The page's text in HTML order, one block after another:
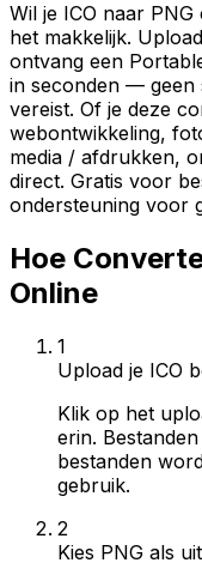
Wil je ICO naar
het makkelijk.
ontvang een
in seconden — geen
vereist. Of je deze
webontwikkeling,
media / afdrukken,
direct. Gratis voor
ondersteuning voor
Hoe
Online
1
Upload je ICO
Klik op het
erin.
bestanden
gebruik.
2
Kies PNG als